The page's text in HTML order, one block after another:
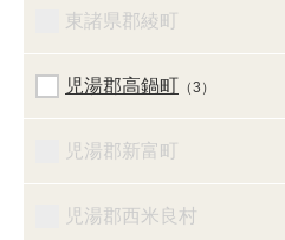
東諸県郡綾町
児湯郡高鍋町 （3）
児湯郡新富町
児湯郡西米良村